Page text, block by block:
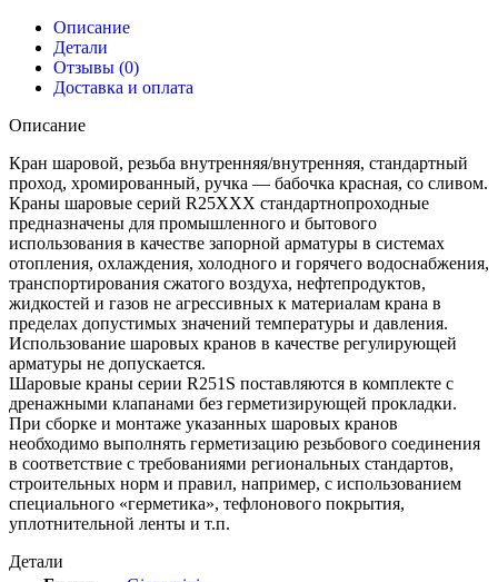
Описание
Детали
Отзывы (0)
Доставка и оплата
Описание
Кран шаровой, резьба внутренняя/внутренняя, стандартный
проход, хромированный, ручка — бабочка красная, со сливом.
Краны шаровые серий R25XXX стандартнопроходные
предназначены для промышленного и бытового
использования в качестве запорной арматуры в системах
отопления, охлаждения, холодного и горячего водоснабжения,
транспортирования сжатого воздуха, нефтепродуктов,
жидкостей и газов не агрессивных к материалам крана в
пределах допустимых значений температуры и давления.
Использование шаровых кранов в качестве регулирующей
арматуры не допускается.
Шаровые краны серии R251S поставляются в комплекте с
дренажными клапанами без герметизирующей прокладки.
При сборке и монтаже указанных шаровых кранов
необходимо выполнять герметизацию резьбового соединения
в соответствие с требованиями региональных стандартов,
строительных норм и правил, например, с использованием
специального «герметика», тефлонового покрытия,
уплотнительной ленты и т.п.
Детали